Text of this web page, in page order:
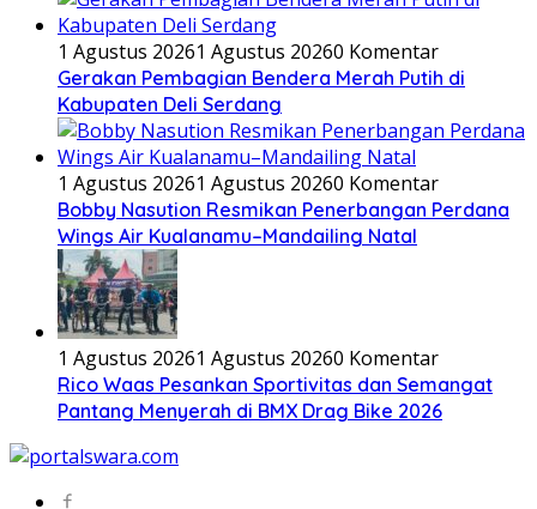
1 Agustus 20261 Agustus 20260 Komentar
Gerakan Pembagian Bendera Merah Putih di
Kabupaten Deli Serdang
1 Agustus 20261 Agustus 20260 Komentar
Bobby Nasution Resmikan Penerbangan Perdana
Wings Air Kualanamu–Mandailing Natal
1 Agustus 20261 Agustus 20260 Komentar
Rico Waas Pesankan Sportivitas dan Semangat
Pantang Menyerah di BMX Drag Bike 2026